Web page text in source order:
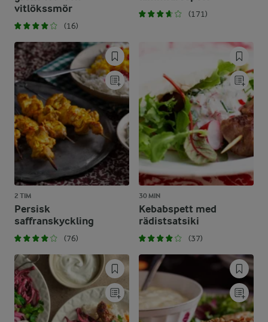
vitlökssmör
(16)
(171)
2 TIM
Persisk
saffranskyckling
(76)
30 MIN
Kebabspett med
rädistsatsiki
(37)